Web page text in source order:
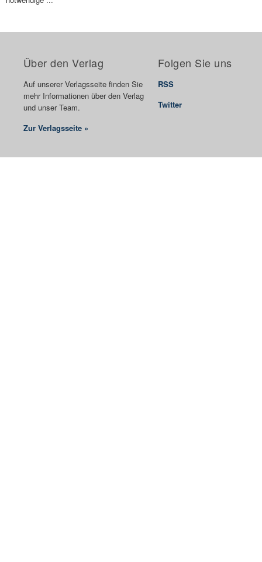
Über den Verlag
Auf unserer Verlagsseite finden Sie
mehr Informationen über den Verlag
und unser Team.
Zur Verlagsseite »
Folgen Sie uns
RSS
Twitter